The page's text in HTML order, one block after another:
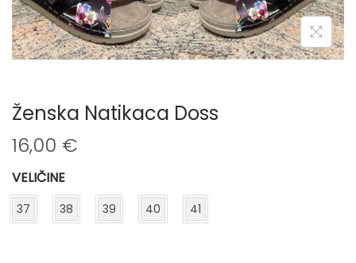
Ženska Natikaca Doss
16,00 €
VELIČINE
37 38 39 40 41